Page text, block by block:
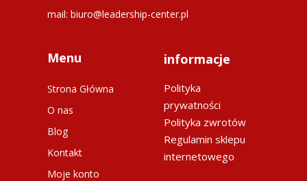
mail: biuro@leadership-center.pl
Menu
Strona Główna
O nas
Blog
Kontakt
Moje konto
informacje
Polityka
prywatności
Polityka zwrotów
Regulamin sklepu
internetowego